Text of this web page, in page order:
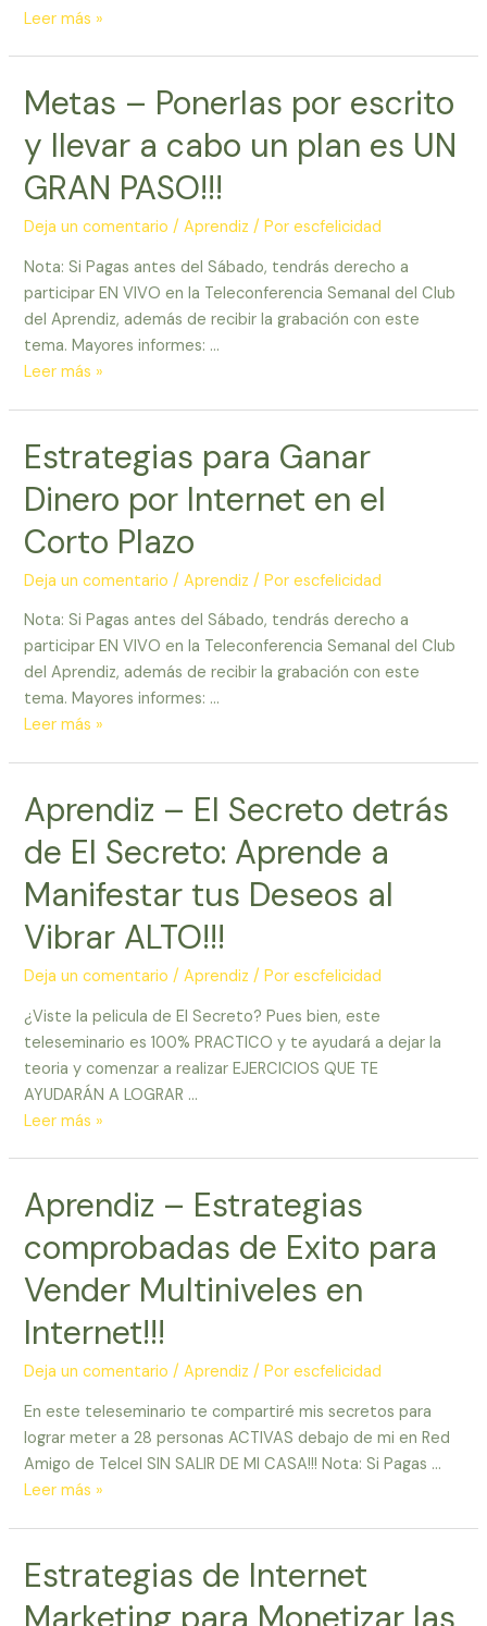
Aprendiz
Crear
Libres
de
Competencia
con
Estrategia
del
Oceano
Azul
Leer más »
Metas – Ponerlas por escrito
y llevar a cabo un plan es UN
GRAN PASO!!!
Deja un comentario /Aprendiz / Porescfelicidad
Nota: Si Pagas antes del Sábado, tendrás derecho a
participar EN VIVO en la Teleconferencia Semanal del Club
del Aprendiz, además de recibir la grabación con este
tema. Mayores informes: …
Metas
por
escrito
llevar
a
cabo
plan
es
UN
GRAN
PASO!!!
Leer más »
Estrategias para Ganar
Dinero por Internet en el
Corto Plazo
Deja un comentario /Aprendiz / Porescfelicidad
Nota: Si Pagas antes del Sábado, tendrás derecho a
participar EN VIVO en la Teleconferencia Semanal del Club
del Aprendiz, además de recibir la grabación con este
tema. Mayores informes: …
Estrategias
Dinero
por
Internet
en
el
Corto
Leer más »
Aprendiz – El Secreto detrás
de El Secreto: Aprende a
Manifestar tus Deseos al
Vibrar ALTO!!!
Deja un comentario /Aprendiz / Porescfelicidad
¿Viste la pelicula de El Secreto? Pues bien, este
teleseminario es 100% PRACTICO y te ayudará a dejar la
teoria y comenzar a realizar EJERCICIOS QUE TE
AYUDARÁN A LOGRAR …
Aprendiz
Secreto
detrás
de
El
Secreto:
Aprende
Manifestar
tus
Deseos
al
Vibrar
Leer más »
Aprendiz – Estrategias
comprobadas de Exito para
Vender Multiniveles en
Internet!!!
Deja un comentario /Aprendiz / Porescfelicidad
En este teleseminario te compartiré mis secretos para
lograr meter a 28 personas ACTIVAS debajo de mi en Red
Amigo de Telcel SIN SALIR DE MI CASA!!! Nota: Si Pagas …
Aprendiz
comprobadas
de
Exito
Leer más »
Estrategias de Internet
Marketing para Monetizar las